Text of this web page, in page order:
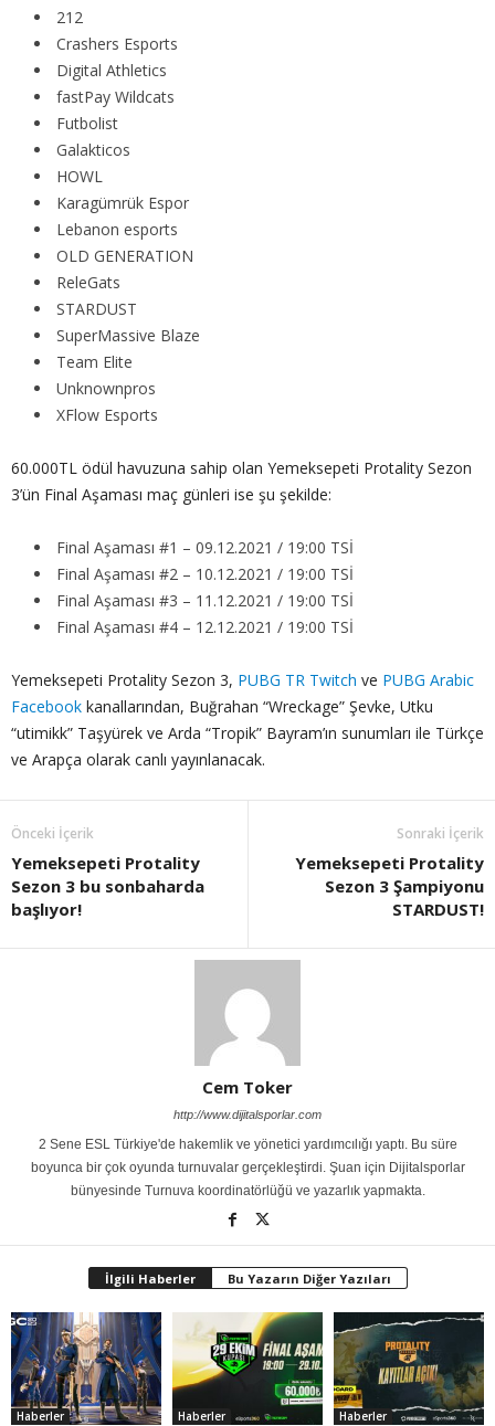
212
Crashers Esports
Digital Athletics
fastPay Wildcats
Futbolist
Galakticos
HOWL
Karagümrük Espor
Lebanon esports
OLD GENERATION
ReleGats
STARDUST
SuperMassive Blaze
Team Elite
Unknownpros
XFlow Esports
60.000TL ödül havuzuna sahip olan Yemeksepeti Protality Sezon
3’ün Final Aşaması maç günleri ise şu şekilde:
Final Aşaması #1 – 09.12.2021 / 19:00 TSİ
Final Aşaması #2 – 10.12.2021 / 19:00 TSİ
Final Aşaması #3 – 11.12.2021 / 19:00 TSİ
Final Aşaması #4 – 12.12.2021 / 19:00 TSİ
Yemeksepeti Protality Sezon 3, PUBG TR Twitch ve PUBG Arabic
Facebook kanallarından, Buğrahan “Wreckage” Şevke, Utku
“utimikk” Taşyürek ve Arda “Tropik” Bayram’ın sunumları ile Türkçe
ve Arapça olarak canlı yayınlanacak.
Önceki İçerik
Yemeksepeti Protality
Sezon 3 bu sonbaharda
başlıyor!
Sonraki İçerik
Yemeksepeti Protality
Sezon 3 Şampiyonu
STARDUST!
Cem Toker
http://www.dijitalsporlar.com
2 Sene ESL Türkiye'de hakemlik ve yönetici yardımcılığı yaptı. Bu süre
boyunca bir çok oyunda turnuvalar gerçekleştirdi. Şuan için Dijitalsporlar
bünyesinde Turnuva koordinatörlüğü ve yazarlık yapmakta.
İlgili Haberler Bu Yazarın Diğer Yazıları
Haberler Haberler Haberler